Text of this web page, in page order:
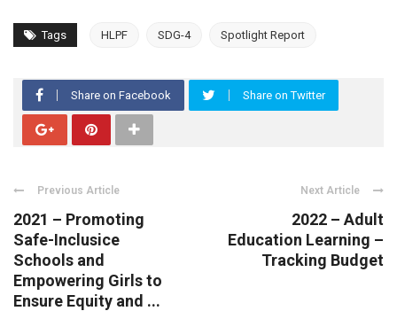
Tags HLPF SDG-4 Spotlight Report
Share on Facebook Share on Twitter
Previous Article
2021 – Promoting
Safe-Inclusice
Schools and
Empowering Girls to
Ensure Equity and ...
Next Article
2022 – Adult
Education Learning –
Tracking Budget